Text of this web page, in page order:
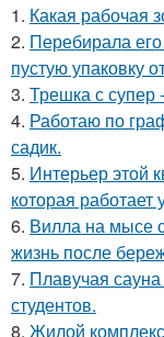
1. Какая рабочая
2. Перебирала
пустую упаковку
3. Трешка с
4. Работаю по
садик.
5. Интерьер этой
которая
6. Вилла на мысе
жизнь после
7. Плавучая
студентов.
8. Жилой